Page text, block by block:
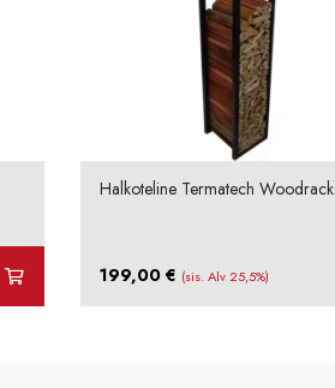
Halkoteline Termatech Woodrack
199,00€ (sis. Alv 25,5%)